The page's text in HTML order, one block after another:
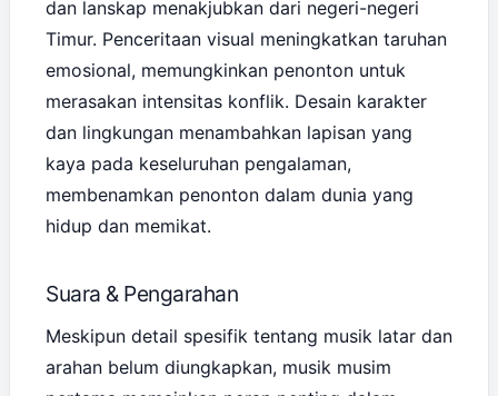
dan lanskap menakjubkan dari negeri-negeri
Timur. Penceritaan visual meningkatkan taruhan
emosional, memungkinkan penonton untuk
merasakan intensitas konflik. Desain karakter
dan lingkungan menambahkan lapisan yang
kaya pada keseluruhan pengalaman,
membenamkan penonton dalam dunia yang
hidup dan memikat.
Suara & Pengarahan
Meskipun detail spesifik tentang musik latar dan
arahan belum diungkapkan, musik musim